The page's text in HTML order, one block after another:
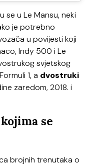
se u Le Mansu, neki
je potrebno
u povijesti koji
Indy 500 i Le
svjetskog
1, a dvostruki
zaredom, 2018. i
se
brojnih trenutaka o